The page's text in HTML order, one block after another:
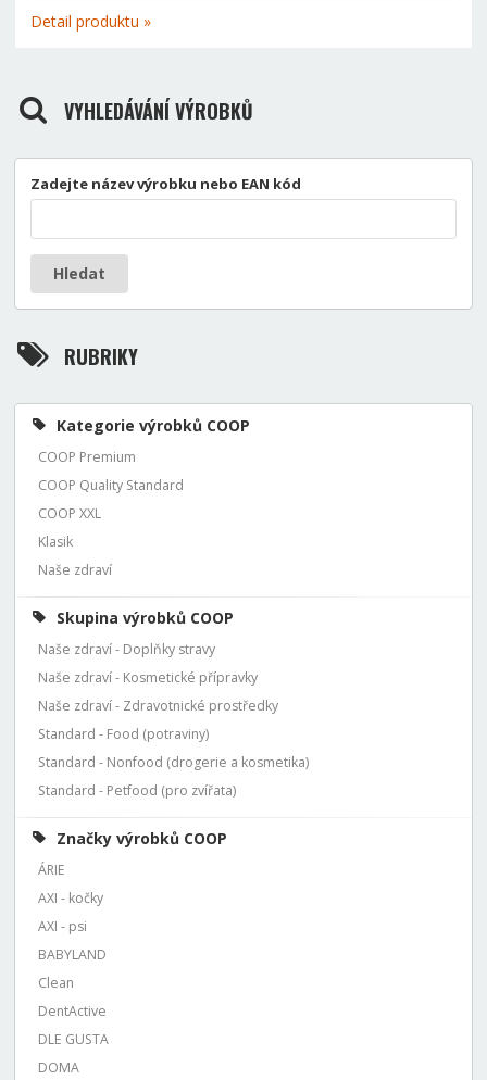
Detail produktu »
VYHLEDÁVÁNÍ VÝROBKŮ
Zadejte název výrobku nebo EAN kód
Hledat
RUBRIKY
Kategorie výrobků COOP
COOP Premium
COOP Quality Standard
COOP XXL
Klasik
Naše zdraví
Skupina výrobků COOP
Naše zdraví - Doplňky stravy
Naše zdraví - Kosmetické přípravky
Naše zdraví - Zdravotnické prostředky
Standard - Food (potraviny)
Standard - Nonfood (drogerie a kosmetika)
Standard - Petfood (pro zvířata)
Značky výrobků COOP
ÁRIE
AXI - kočky
AXI - psi
BABYLAND
Clean
DentActive
DLE GUSTA
DOMA